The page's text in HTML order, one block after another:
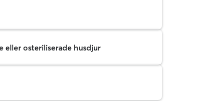
eller osteriliserade husdjur